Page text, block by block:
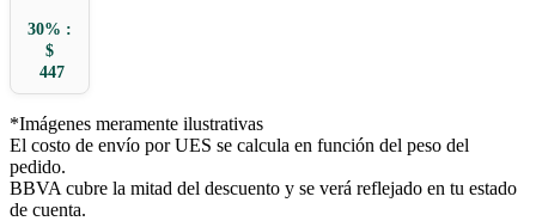
30% :
$
447
*Imágenes meramente ilustrativas
El costo de envío por UES se calcula en función del peso del
pedido.
BBVA cubre la mitad del descuento y se verá reflejado en tu estado
de cuenta.